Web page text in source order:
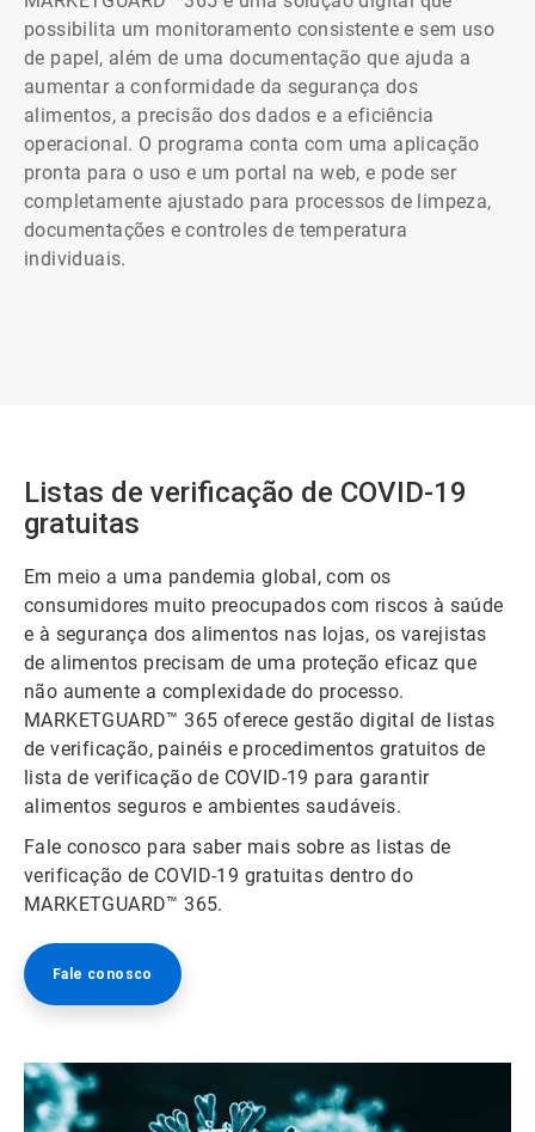
possibilita um monitoramento consistente e sem uso
de papel, além de uma documentação que ajuda a
aumentar a conformidade da segurança dos
alimentos, a precisão dos dados e a eficiência
operacional. O programa conta com uma aplicação
pronta para o uso e um portal na web, e pode ser
completamente ajustado para processos de limpeza,
documentações e controles de temperatura
individuais.
Listas de verificação de COVID-19
gratuitas
Em meio a uma pandemia global, com os
consumidores muito preocupados com riscos à saúde
e à segurança dos alimentos nas lojas, os varejistas
de alimentos precisam de uma proteção eficaz que
não aumente a complexidade do processo.
MARKETGUARD™ 365 oferece gestão digital de listas
de verificação, painéis e procedimentos gratuitos de
lista de verificação de COVID-19 para garantir
alimentos seguros e ambientes saudáveis.
Fale conosco para saber mais sobre as listas de
verificação de COVID-19 gratuitas dentro do
MARKETGUARD™ 365.
Fale conosco